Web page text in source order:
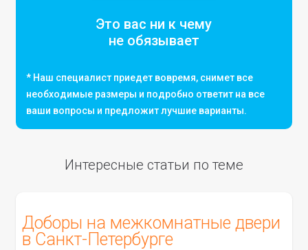
Это вас ни к чему
не обязывает
* Наш специалист приедет вовремя, снимет все
необходимые размеры и подробно ответит на все
ваши вопросы и предложит лучшие варианты.
Интересные статьи по теме
Доборы на межкомнатные двери
в Санкт-Петербурге